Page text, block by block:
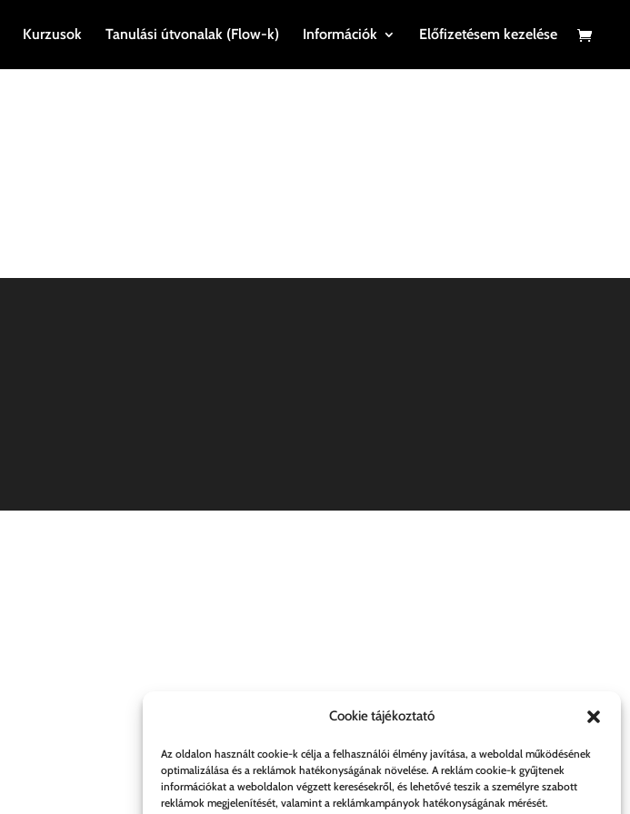
Cookie tájékoztató
Az oldalon használt cookie-k célja a felhasználói élmény javítása, a weboldal működésének
optimalizálása és a reklámok hatékonyságának növelése. A reklám cookie-k gyűjtenek
információkat a weboldalon végzett keresésekről, és lehetővé teszik a személyre szabott
reklámok megjelenítését, valamint a reklámkampányok hatékonyságának mérését.
Kurzusok Tanulási útvonalak (Flow-k) Információk Előfizetésem kezelése